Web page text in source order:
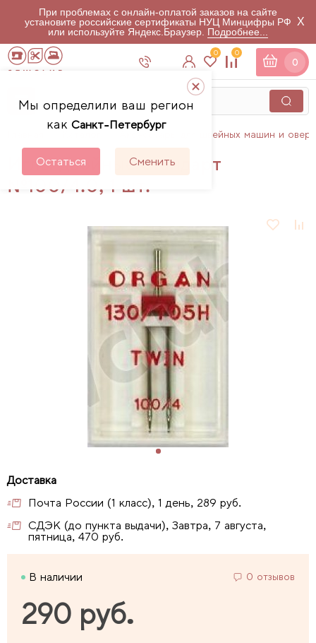
При проблемах с онлайн-оплатой заказов на сайте
установите российские сертификаты НУЦ Минцифры РФ
или используйте Яндекс.Браузер. Подробнее...
X
Мы определили ваш регион
как Санкт-Петербург
Остаться Сменить
0 0
0
Аксессуары для швейных машин и
Иглы двойные стандарт
№100/4.0, 1 шт.
Почта России (1 класс), 1 день, 289 руб.
СДЭК (до пункта выдачи), Завтра, 7 августа,
пятница, 470 руб.
В наличии 0 отзывов
290 руб.